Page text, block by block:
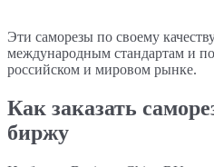
Эти саморезы по своему
международным стандартам и
российском и мировом рынке.
Как заказать
биржу